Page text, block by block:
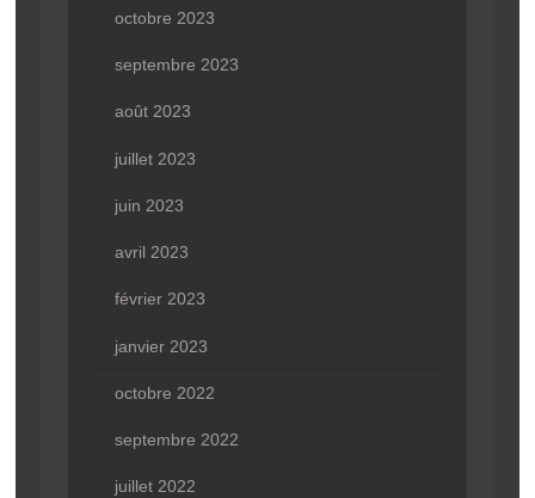
octobre 2023
septembre 2023
août 2023
juillet 2023
juin 2023
avril 2023
février 2023
janvier 2023
octobre 2022
septembre 2022
juillet 2022